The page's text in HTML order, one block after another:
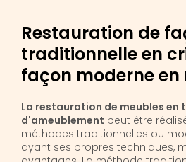
Restauration de
traditionnelle en
façon moderne en
La restauration de meubles en
d'ameublement peut être
méthodes traditionnelles ou
ayant ses propres techniques,